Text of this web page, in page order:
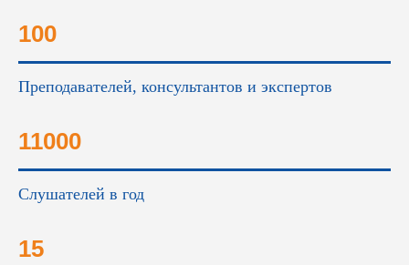
100
Преподавателей, консультантов и экспертов
11000
Слушателей в год
15